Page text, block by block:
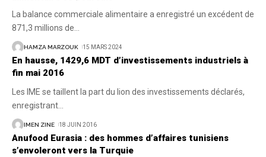
La balance commerciale alimentaire a enregistré un excédent de
871,3 millions de…
HAMZA MARZOUK 15 MARS 2024
En hausse, 1429,6 MDT d’investissements industriels à
fin mai 2016
Les IME se taillent la part du lion des investissements déclarés,
enregistrant…
IMEN ZINE 18 JUIN 2016
Anufood Eurasia : des hommes d’affaires tunisiens
s’envoleront vers la Turquie